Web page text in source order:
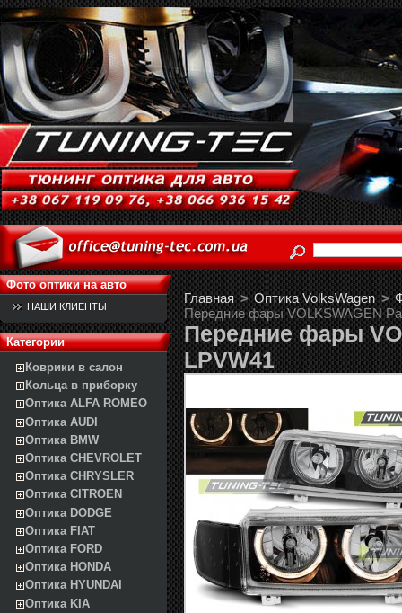
Фото оптики на авто
НАШИ КЛИЕНТЫ
Категории
Коврики в салон
Кольца в приборку
Оптика ALFA ROMEO
Оптика AUDI
Оптика BMW
Оптика CHEVROLET
Оптика CHRYSLER
Оптика CITROEN
Оптика DODGE
Оптика FIAT
Оптика FORD
Оптика HONDA
Оптика HYUNDAI
Оптика KIA
Главная > Оптика VolksWagen >
Передние фары VOLKSWAGEN
Передние фары
LPVW41